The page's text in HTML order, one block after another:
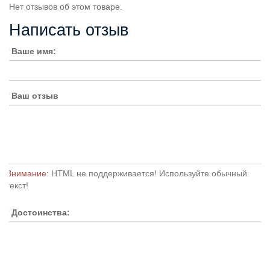
Нет отзывов об этом товаре.
Написать отзыв
Ваше имя:
Ваш отзыв
Внимание: HTML не поддерживается! Используйте обычный
текст!
Достоинства: